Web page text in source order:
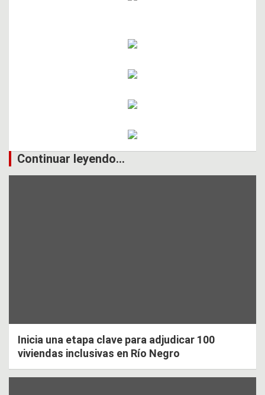
Continuar leyendo...
Inicia una etapa clave para adjudicar 100
viviendas inclusivas en Río Negro